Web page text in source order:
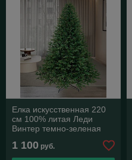
Елка искусственная 220
см 100% литая Леди
Винтер темно-зеленая
1 100 руб.